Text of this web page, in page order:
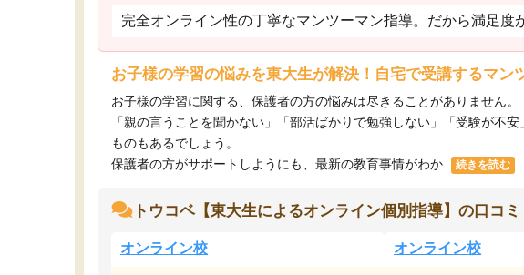
完全オンライン性の丁寧なマンツーマン指導。だから満足度
お子様の学習の悩みを東大生が解決！自宅で受講するマン
お子様の学習に関する、保護者の方の悩みは尽きることがありません。
「親の言うことを聞かない」「部活ばかりで勉強しない」「受験が不
ものもあるでしょう。
保護者の方がサポートしようにも、最新の教育事情がわか...
続きを読む
トウコベ【東大生によるオンライン個別指導】の口コミ
オンライン校 オンライン校